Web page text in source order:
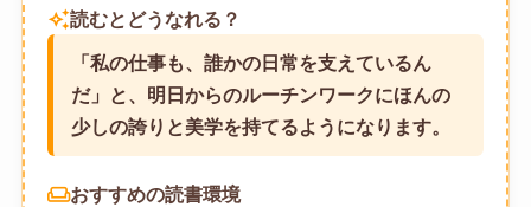
auto_awesome読むとどうなれる？
「私の仕事も、誰かの日常を支えているん
だ」と、明日からのルーチンワークにほんの
少しの誇りと美学を持てるようになります。
weekendおすすめの読書環境